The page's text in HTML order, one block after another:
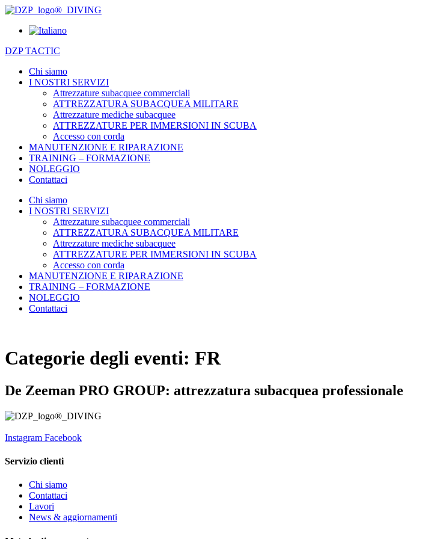
DZP TACTIC
Chi siamo
I NOSTRI SERVIZI
Attrezzature subacquee commerciali
ATTREZZATURA SUBACQUEA MILITARE
Attrezzature mediche subacquee
ATTREZZATURE PER IMMERSIONI IN SCUBA
Accesso con corda
MANUTENZIONE E RIPARAZIONE
TRAINING – FORMAZIONE
NOLEGGIO
Contattaci
Chi siamo
I NOSTRI SERVIZI
Attrezzature subacquee commerciali
ATTREZZATURA SUBACQUEA MILITARE
Attrezzature mediche subacquee
ATTREZZATURE PER IMMERSIONI IN SCUBA
Accesso con corda
MANUTENZIONE E RIPARAZIONE
TRAINING – FORMAZIONE
NOLEGGIO
Contattaci
Categorie degli eventi: FR
De Zeeman PRO GROUP: attrezzatura subacquea professionale
Instagram Facebook
Servizio clienti
Chi siamo
Contattaci
Lavori
News & aggiornamenti